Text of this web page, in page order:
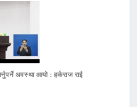
अवस्था आयो : हर्कराज राई